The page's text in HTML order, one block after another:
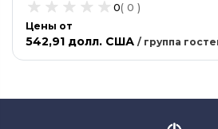
0( 0 )
Цены от
542,91 долл. США / группа